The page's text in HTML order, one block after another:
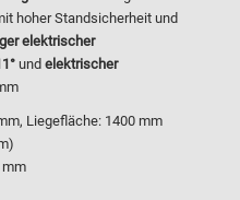
hoher Standsicherheit und
elektrischer
und elektrischer
Liegefläche: 1400 mm
mm